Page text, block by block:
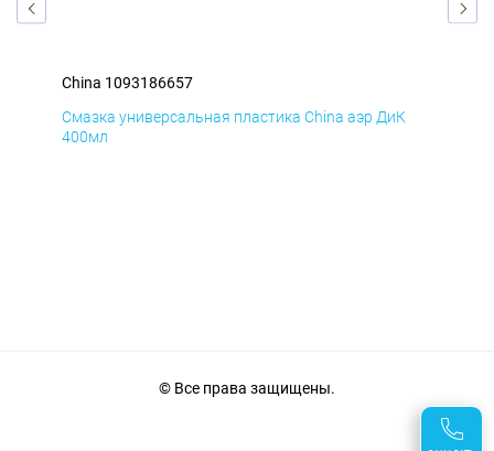
China 1093186657
Смазка универсальная пластика China аэр ДиК
400мл
© Все права защищены.